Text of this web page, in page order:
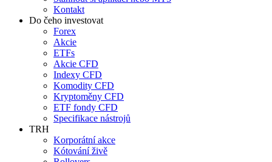
Kontakt
Do čeho investovat
Forex
Akcie
ETFs
Akcie CFD
Indexy CFD
Komodity CFD
Kryptoměny CFD
ETF fondy CFD
Specifikace nástrojů
TRH
Korporátní akce
Kótování živě